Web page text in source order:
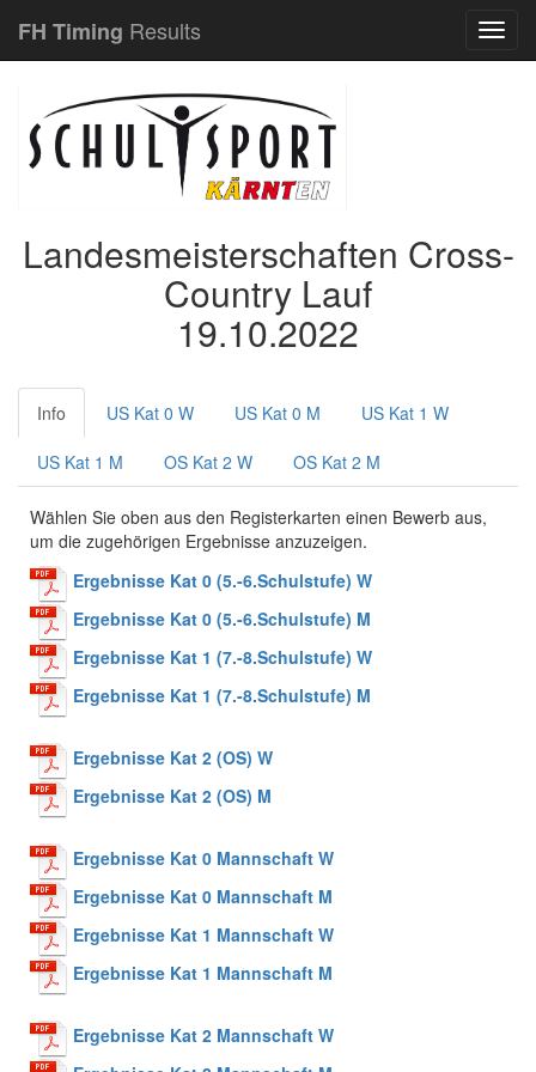
FH Timing Results
Landesmeisterschaften Cross-
Country Lauf
19.10.2022
Info US Kat 0 W US Kat 0 M US Kat 1 W
US Kat 1 M OS Kat 2 W OS Kat 2 M
Wählen Sie oben aus den Registerkarten einen Bewerb aus,
um die zugehörigen Ergebnisse anzuzeigen.
Ergebnisse Kat 0 (5.-6.Schulstufe) W
Ergebnisse Kat 0 (5.-6.Schulstufe) M
Ergebnisse Kat 1 (7.-8.Schulstufe) W
Ergebnisse Kat 1 (7.-8.Schulstufe) M
Ergebnisse Kat 2 (OS) W
Ergebnisse Kat 2 (OS) M
Ergebnisse Kat 0 Mannschaft W
Ergebnisse Kat 0 Mannschaft M
Ergebnisse Kat 1 Mannschaft W
Ergebnisse Kat 1 Mannschaft M
Ergebnisse Kat 2 Mannschaft W